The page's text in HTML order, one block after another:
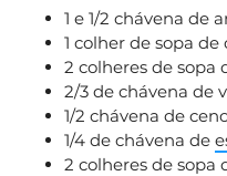
1 e 1/2 chávena de
1 colher de sopa
2 colheres de sopa
2/3 de chávena de
1/2 chávena de
1/4 de chávena de
2 colheres de sopa